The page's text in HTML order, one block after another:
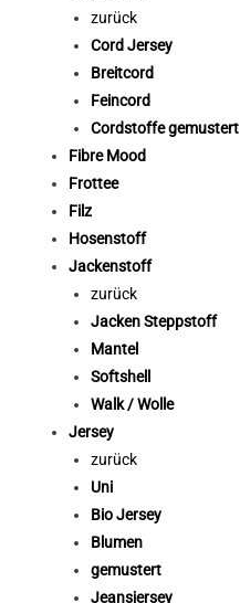
zurück
Cord Jersey
Breitcord
Feincord
Cordstoffe gemustert
Fibre Mood
Frottee
Filz
Hosenstoff
Jackenstoff
zurück
Jacken Steppstoff
Mantel
Softshell
Walk / Wolle
Jersey
zurück
Uni
Bio Jersey
Blumen
gemustert
Jeansjersey